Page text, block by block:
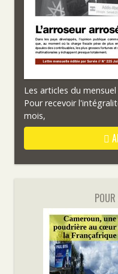
Les articles du
Pour recevoir
mois,